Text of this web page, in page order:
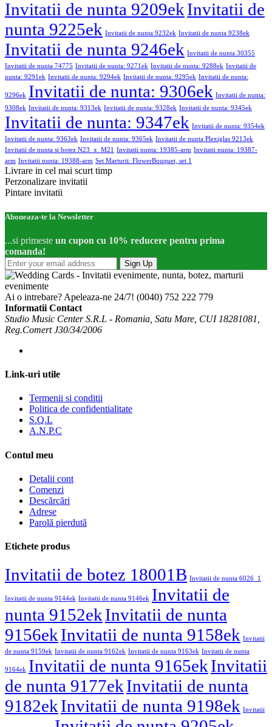
Invitatii de nunta 9209ekInvitatii de
nunta 9225ek Invitatii de nunta 9232ek Invitatii de nunta 9238ek
Invitatii de nunta 9246ek Invitatii de nunta 30355
Invitatii de nunta 74775 Invitatii de nunta: 9271ek Invitatii de nunta: 9288ek Invitatii de
nunta: 9291ek Invitatii de nunta: 9294ek Invitatii de nunta: 9295ek Invitatii de nunta:
9296ek Invitatii de nunta: 9306ek Invitatii de nunta:
9308ek Invitatii de nunta: 9313ek Invitatii de nunta: 9328ek Invitatii de nunta: 9345ek
Invitatii de nunta: 9347ek Invitatii de nunta: 9354ek
Invitatii de nunta: 9363ek Invitatii de nunta: 9365ek Invitatii de nunta Plexiglas 9213ek
Invitatii de nunta si botez N23_x_M21 Invitatii nunta: 19385-arm Invitatii nunta: 19387-
arm Invitatii nunta: 19388-arm Set Marturii: FlowerBouquet, set 1
Livrare in cel mai scurt timp
Perzonalizare invitatii
Pintare invitatii
Aboneaza-te la Newsletter
...si primeste un cupon cu 10% reducere pentru prima
comanda!
Sign Up
Ai o intrebare? Apeleaza-ne 24/7! (0040) 752 222 779
Informatii Contact
Studio Music Center S.R.L - Romania, Satu Mare, CUI 18281081,
Reg.Comert J30/34/2006
Link-uri utile
Termenii si conditii
Politica de confidentialitate
S.Q.L
A.N.P.C
Contul meu
Detalii cont
Comenzi
Descărcări
Adrese
Parolă pierdută
Etichete produs
Invitatii de botez 18001B Invitatii de nunta 6026_1
Invitatii de nunta 9144ek Invitatii de nunta 9146ek Invitatii de
nunta 9152ekInvitatii de nunta
9156ekInvitatii de nunta 9158ek Invitatii
de nunta 9159ek Invitatii de nunta 9162ek Invitatii de nunta 9163ek Invitatii de nunta
9164ek Invitatii de nunta 9165ekInvitatii
de nunta 9177ekInvitatii de nunta
9182ekInvitatii de nunta 9198ek Invitatii